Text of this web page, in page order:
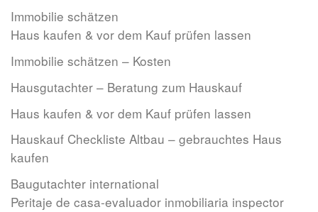
Immobilie schätzen
Haus kaufen & vor dem Kauf prüfen lassen
Immobilie schätzen – Kosten
Hausgutachter – Beratung zum Hauskauf
Haus kaufen & vor dem Kauf prüfen lassen
Hauskauf Checkliste Altbau – gebrauchtes Haus
kaufen
Baugutachter international
Peritaje de casa-evaluador inmobiliaria inspector